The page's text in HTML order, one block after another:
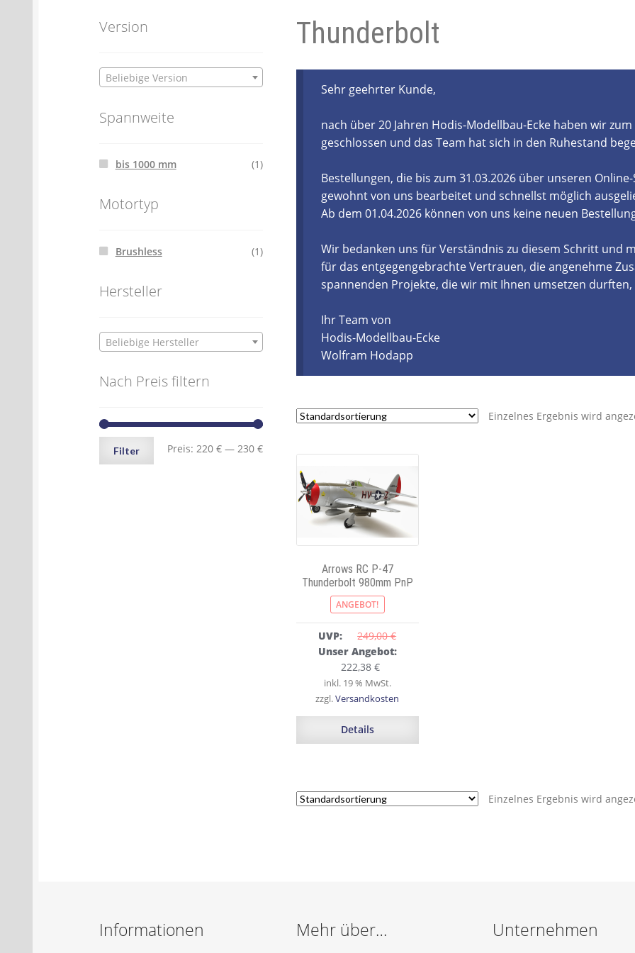
Batterien- und Akku Verordnung Elektro- und Elektronikgeräte Verordnung
Thunderbolt
Sehr geehrter Kunde,
nach über 20 Jahren Hodis-Modellbau-Ecke haben wir
geschlossen und das Team hat sich in den Ruhestand
Bestellungen, die bis zum 31.03.2026 über unseren
gewohnt von uns bearbeitet und schnellst möglich
Ab dem 01.04.2026 können von uns keine neuen
Wir bedanken uns für Verständnis zu diesem Schritt und
für das entgegengebrachte Vertrauen, die angenehme
spannenden Projekte, die wir mit Ihnen umsetzen
Ihr Team von
Hodis-Modellbau-Ecke
Wolfram Hodapp
Einzelnes Ergebnis wird
Arrows RC P-47
Thunderbolt 980mm PnP
ANGEBOT!
UVP: 249,00 €
Ursprünglicher
Preis
war:
249,00 €
Unser Angebot:
222,38€Aktueller
Preis
ist:
inkl. 19 % MwSt.
zzgl.Versandkosten
Details
Einzelnes Ergebnis wird
Version
Beliebige Version
Spannweite
bis 1000 mm (1)
Motortyp
Brushless (1)
Hersteller
Beliebige Hersteller
Nach Preis filtern
Min.
Max.
Filter Preis:220 € —230 €
Informationen Mehr über… Unternehmen